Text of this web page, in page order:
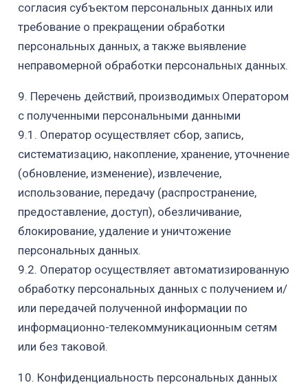
согласия субъектом персональных данных или
требование о прекращении обработки
персональных данных, а также выявление
неправомерной обработки персональных данных.
9. Перечень действий, производимых Оператором
с полученными персональными данными
9.1. Оператор осуществляет сбор, запись,
систематизацию, накопление, хранение, уточнение
(обновление, изменение), извлечение,
использование, передачу (распространение,
предоставление, доступ), обезличивание,
блокирование, удаление и уничтожение
персональных данных.
9.2. Оператор осуществляет автоматизированную
обработку персональных данных с получением и/
или передачей полученной информации по
информационно-телекоммуникационным сетям
или без таковой.
1 0. Конфиденциальность персональных данных